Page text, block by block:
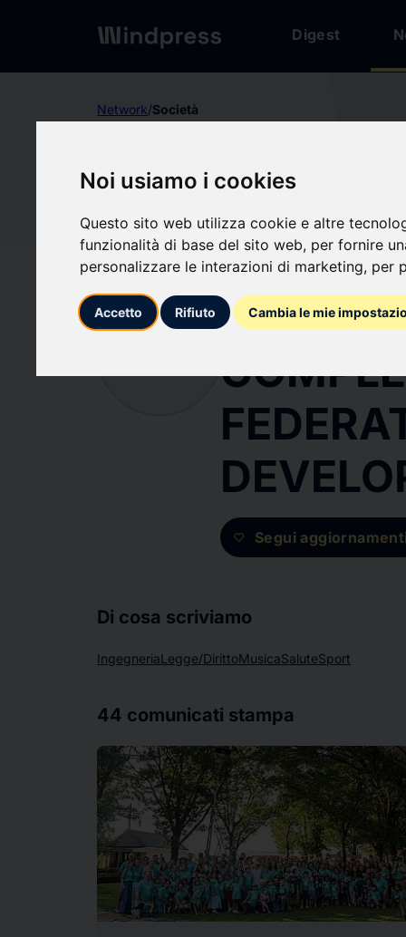
Noi usiamo i cookies
Questo sito web utilizza cookie e altre
funzionalità di base del sito web, per fornire
personalizzare le interazioni di marketing, per
Accetto Rifiuto Cambia le mie
Digest
Network/Società
IN
Società
favorite Segui
Di cosa scriviamo
IngegneriaLegge/DirittoMusicaSaluteSport
44 comunicati stampa